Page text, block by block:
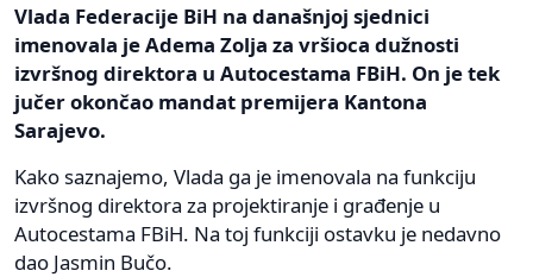
Vlada Federacije BiH na današnjoj sjednici
imenovala je Adema Zolja za vršioca dužnosti
izvršnog direktora u Autocestama FBiH. On je tek
jučer okončao mandat premijera Kantona
Sarajevo.
Kako saznajemo, Vlada ga je imenovala na funkciju
izvršnog direktora za projektiranje i građenje u
Autocestama FBiH. Na toj funkciji ostavku je nedavno
dao Jasmin Bučo.